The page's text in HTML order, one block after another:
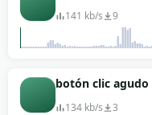
141 kb/s 9
botón clic
134 kb/s 3